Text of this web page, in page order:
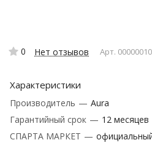
0 Нет отзывов Арт.
Характеристики
Производитель — Aura
Гарантийный срок — 12 месяцев
СПАРТА МАРКЕТ —